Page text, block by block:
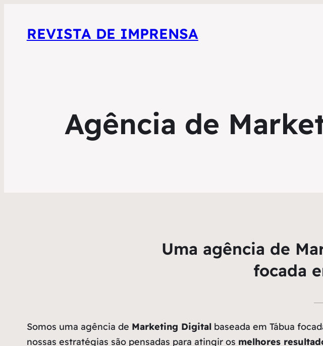
REVISTA DE IMPRENSA
Agência de
Uma agência de
focada
Somos uma agência de Marketing Digitalbaseada em Tábua
nossas estratégias são pensadas para atingir os melhores